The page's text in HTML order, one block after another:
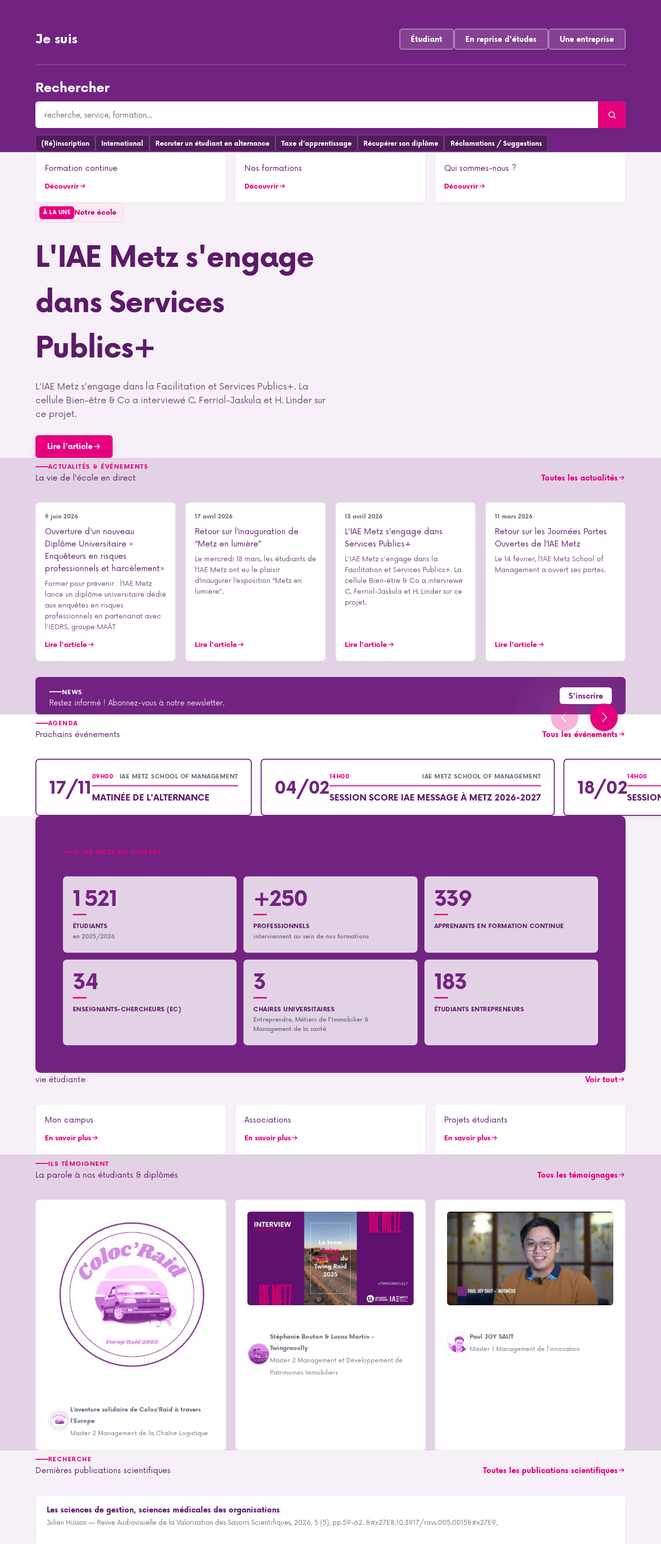
Je suis Étudiant En reprise d'études Une entreprise
Rechercher
(Ré)inscription International Recruter un étudiant en alternance Taxe d'apprentissage Récupérer son diplôme Réclamations / Suggestions
Formation continue
Découvrir
Nos formations
Découvrir
Qui sommes-nous ?
Découvrir
À LA UNE Notre école
L'IAE Metz s'engage
dans Services
Publics+
L'IAE Metz s'engage dans la Facilitation et Services Publics+. La
cellule Bien-être & Co a interviewé C. Ferriol-Jaskula et H. Linder sur
ce projet.
Lire l'article
ACTUALITÉS & ÉVÉNEMENTS
La vie de l'école en direct Toutes les actualités
Nos formations
9 juin 2026
Ouverture d'un nouveau
Diplôme Universitaire «
Enquêteurs en risques
professionnels et harcèlement»
Former pour prévenir : l’IAE Metz
lance un diplôme universitaire dédié
aux enquêtes en risques
professionnels en partenariat avec
l'IEDRS, groupe MAÂT
Lire l'article
Notre école
17 avril 2026
Retour sur l’inauguration de
“Metz en lumière”
Le mercredi 18 mars, les étudiants de
l’IAE Metz ont eu le plaisir
d’inaugurer l’exposition “Metz en
lumière”.
Lire l'article
Notre école
13 avril 2026
L'IAE Metz s'engage dans
Services Publics+
L'IAE Metz s'engage dans la
Facilitation et Services Publics+. La
cellule Bien-être & Co a interviewé
C. Ferriol-Jaskula et H. Linder sur ce
projet.
Lire l'article
Notre école
11 mars 2026
Retour sur les Journées Portes
Ouvertes de l’IAE Metz
Le 14 février, l’IAE Metz School of
Management a ouvert ses portes.
Lire l'article
NEWS
Restez informé ! Abonnez-vous à notre newsletter.
S'inscrire
AGENDA
Prochains événements Tous les événements
17/11 09H00 IAE METZ SCHOOL OF MANAGEMENT
MATINÉE DE L'ALTERNANCE 04/0214H00 IAE METZ SCHOOL OF MANAGEMENT
SESSION SCORE IAE MESSAGE À METZ 2026-2027 18/0214H00
L'IAE METZ EN CHIFFRE
1 521
ÉTUDIANTS
en 2025/2026
+250
PROFESSIONNELS
interviennent au sein de nos formations
339
APPRENANTS EN FORMATION CONTINUE
34
ENSEIGNANTS-CHERCHEURS (EC)
3
CHAIRES UNIVERSITAIRES
Entreprendre, Métiers de l'Immobilier &
Management de la santé
183
ÉTUDIANTS ENTREPRENEURS
vie étudiante Voir tout
Mon campus
En savoir plus
Associations
En savoir plus
Projets étudiants
En savoir plus
ILS TÉMOIGNENT
La parole à nos étudiants & diplômés Tous les témoignages
L’aventure solidaire de Coloc’Raid à travers
l’Europe
Master 2 Management de la Chaîne Logistique
Stéphanie Bouton & Lucas Martin -
Twingraoully
Master 2 Management et Développement de
Patrimoines Immobiliers
Paul JOY SAUT
Master 1 Management de l'innovation
RECHERCHE
Dernières publications scientifiques Toutes les publications scientifiques
Les sciences de gestion, sciences médicales des organisations
Julien Husson — Revue Audiovisuelle de la Valorisation des Savoirs Scientifiques, 2026, 5 (5), pp.59-62. &#x27E8;10.3917/ravs.005.0015&#x27E9;